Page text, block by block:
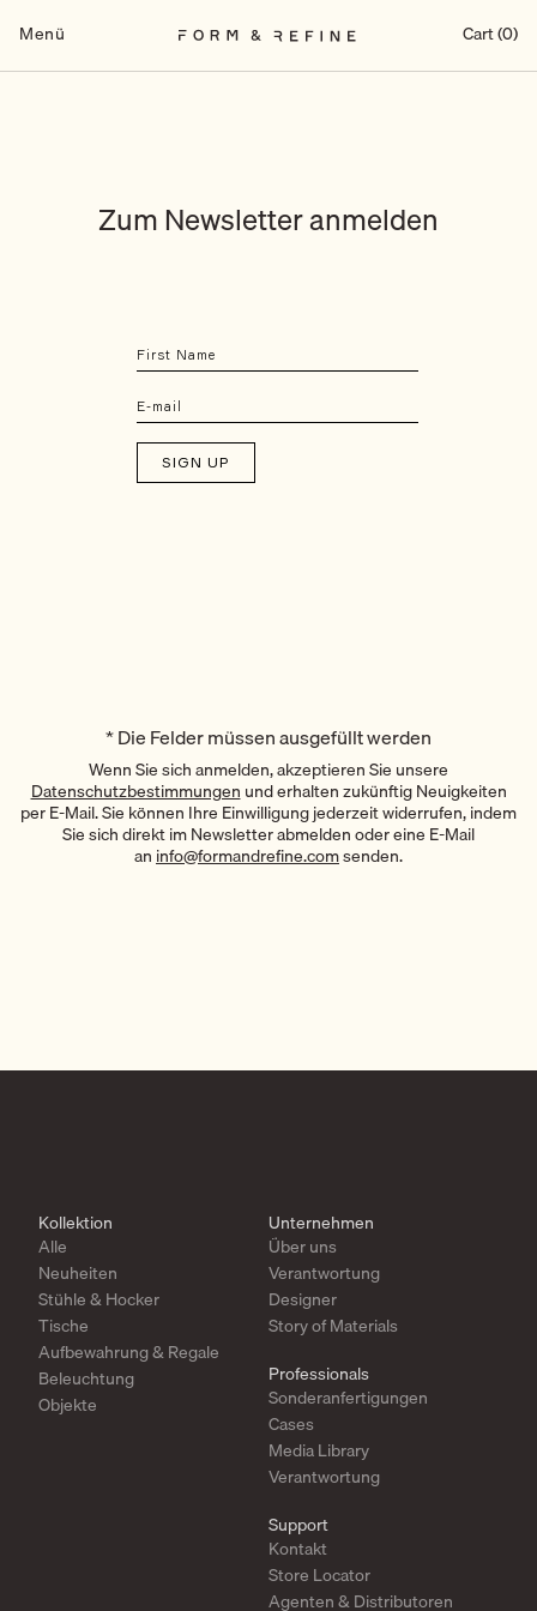
InhaltMenü Cart (0)
Zum Newsletter anmelden
*Die Felder müssen ausgefüllt werden
Wenn Sie sich anmelden, akzeptieren Sie unsere
Datenschutzbestimmungen und erhalten zukünftig Neuigkeiten
per E-Mail. Sie können Ihre Einwilligung jederzeit widerrufen, indem
Sie sich direkt im Newsletter abmelden oder eine E-Mail
an info@formandrefine.comsenden.
Kollektion
Alle
Neuheiten
Stühle & Hocker
Tische
Aufbewahrung & Regale
Beleuchtung
Objekte
Unternehmen
Über uns
Verantwortung
Designer
Story of Materials
Professionals
Sonderanfertigungen
Cases
Media Library
Verantwortung
Support
Kontakt
Store Locator
Agenten & Distributoren